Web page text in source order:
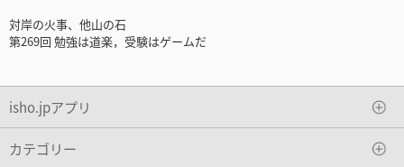
対岸の火事、他山の石
第269回 勉強は道楽，受験はゲームだ
isho.jpアプリ
カテゴリー